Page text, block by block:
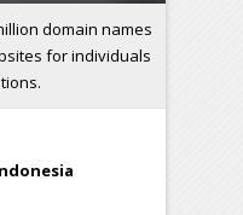
domain names
for individuals